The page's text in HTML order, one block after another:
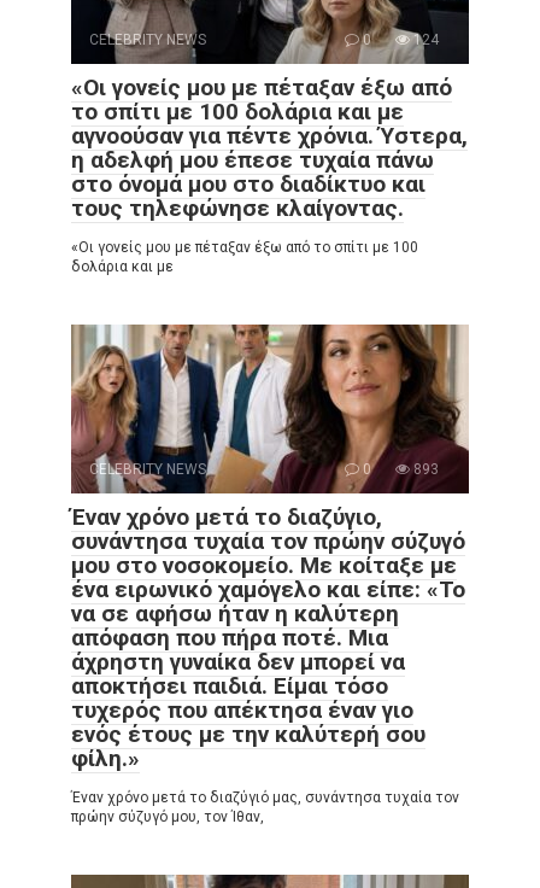
CELEBRITY NEWS 0 124
«Οι γονείς μου με πέταξαν έξω από
το σπίτι με 100 δολάρια και με
αγνοούσαν για πέντε χρόνια. Ύστερα,
η αδελφή μου έπεσε τυχαία πάνω
στο όνομά μου στο διαδίκτυο και
τους τηλεφώνησε κλαίγοντας.
«Οι γονείς μου με πέταξαν έξω από το σπίτι με 100
δολάρια και με
CELEBRITY NEWS 0 893
Έναν χρόνο μετά το διαζύγιο,
συνάντησα τυχαία τον πρώην σύζυγό
μου στο νοσοκομείο. Με κοίταξε με
ένα ειρωνικό χαμόγελο και είπε: «Το
να σε αφήσω ήταν η καλύτερη
απόφαση που πήρα ποτέ. Μια
άχρηστη γυναίκα δεν μπορεί να
αποκτήσει παιδιά. Είμαι τόσο
τυχερός που απέκτησα έναν γιο
ενός έτους με την καλύτερή σου
φίλη.»
Έναν χρόνο μετά το διαζύγιό μας, συνάντησα τυχαία τον
πρώην σύζυγό μου, τον Ίθαν,